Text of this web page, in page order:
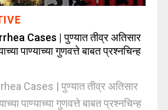
Cases | पुण्यात तीव्र अतिसार
पाण्याच्या गुणवत्ते बाबत प्रश्नचिन्ह
Cases | पुण्यात तीव्र अतिसार
पाण्याच्या गुणवत्ते बाबत प्रश्नचिन्ह